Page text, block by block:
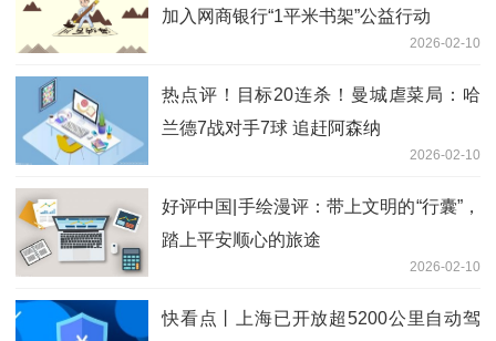
加入网商银行“1平米书架”公益行动
2026-02-10
热点评！目标20连杀！曼城虐菜局：哈
兰德7战对手7球 追赶阿森纳
2026-02-10
好评中国|手绘漫评：带上文明的“行囊”，
踏上平安顺心的旅途
2026-02-10
快看点丨上海已开放超5200公里自动驾